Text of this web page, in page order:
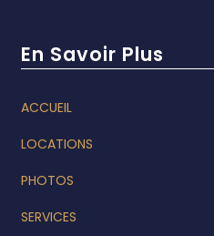
En Savoir Plus
ACCUEIL
LOCATIONS
PHOTOS
SERVICES